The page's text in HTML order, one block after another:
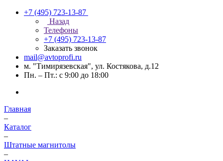
+7 (495) 723-13-87
Назад
Телефоны
+7 (495) 723-13-87
Заказать звонок
mail@avtoprofi.ru
м. "Тимирязевская", ул. Костякова, д.12
Пн. – Пт.: с 9:00 до 18:00
Главная
–
Каталог
–
Штатные магнитолы
–